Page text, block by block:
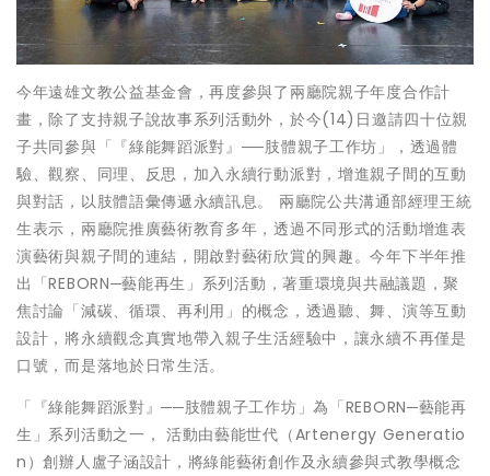
今年遠雄文教公益基金會，再度參與了兩廳院親子年度合作計
畫，除了支持親子說故事系列活動外，於今(14)日邀請四十位親
子共同參與「『綠能舞蹈派對』──肢體親子工作坊」，透過體
驗、觀察、同理、反思，加入永續行動派對，增進親子間的互動
與對話，以肢體語彙傳遞永續訊息。 兩廳院公共溝通部經理王統
生表示，兩廳院推廣藝術教育多年，透過不同形式的活動增進表
演藝術與親子間的連結，開啟對藝術欣賞的興趣。今年下半年推
出「REBORN─藝能再生」系列活動，著重環境與共融議題，聚
焦討論「減碳、循環、再利用」的概念，透過聽、舞、演等互動
設計，將永續觀念真實地帶入親子生活經驗中，讓永續不再僅是
口號，而是落地於日常生活。
「『綠能舞蹈派對』──肢體親子工作坊」為「REBORN─藝能再
生」系列活動之一， 活動由藝能世代（Artenergy Generatio
n）創辦人盧子涵設計，將綠能藝術創作及永續參與式教學概念